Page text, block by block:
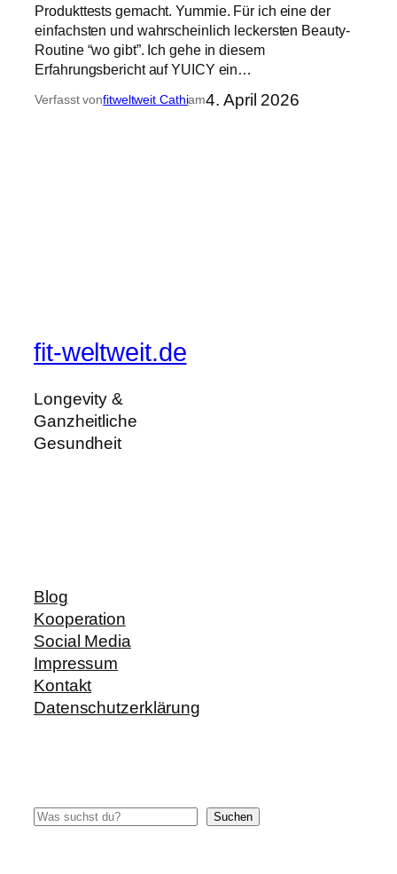
Produkttests gemacht. Yummie. Für ich eine der
einfachsten und wahrscheinlich leckersten Beauty-
Routine “wo gibt”. Ich gehe in diesem
Erfahrungsbericht auf YUICY ein…
Verfasst vonfitweltweit Cathiam4. April 2026
fit-weltweit.de
Longevity &
Ganzheitliche
Gesundheit
Blog
Kooperation
Social Media
Impressum
Kontakt
Datenschutzerklärung
Suchen Suchen